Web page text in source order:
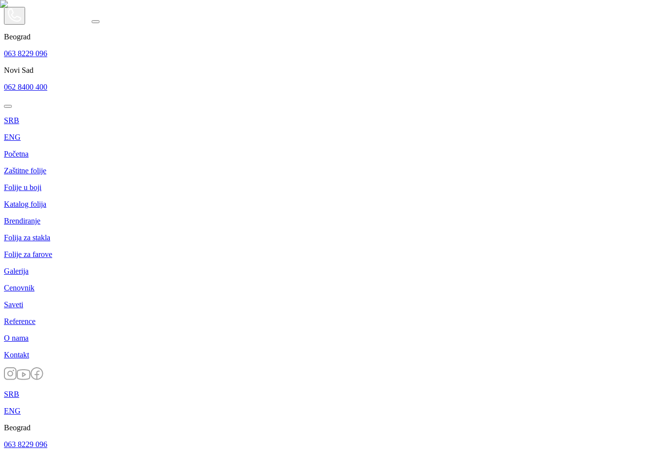
Beograd
063 8229 096
Novi Sad
062 8400 400
SRB
ENG
Početna
Zaštitne folije
Folije u boji
Katalog folija
Brendiranje
Folija za stakla
Folije za farove
Galerija
Cenovnik
Saveti
Reference
O nama
Kontakt
SRB
ENG
Beograd
063 8229 096